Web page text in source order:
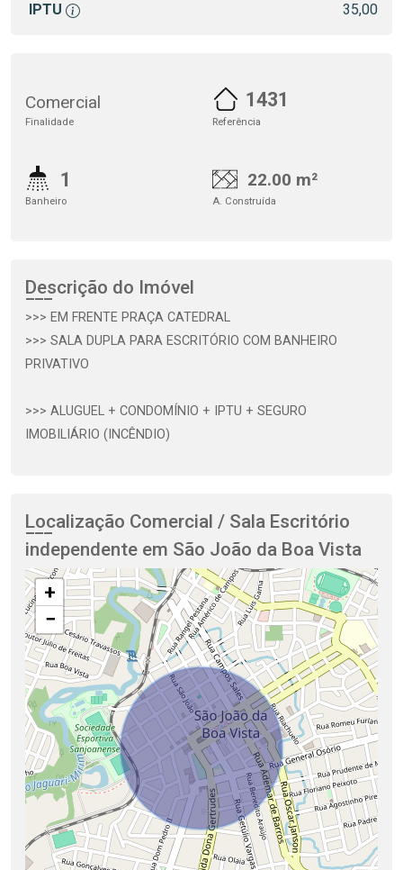
IPTU
35,00
Comercial
Finalidade
1431
Referência
1
Banheiro
22.00 m²
A. Construída
Descrição do Imóvel
>>> EM FRENTE PRAÇA CATEDRAL
>>> SALA DUPLA PARA ESCRITÓRIO COM BANHEIRO
PRIVATIVO
>>> ALUGUEL + CONDOMÍNIO + IPTU + SEGURO
IMOBILIÁRIO (INCÊNDIO)
Localização Comercial / Sala Escritório
independente em São João da Boa Vista
+
−